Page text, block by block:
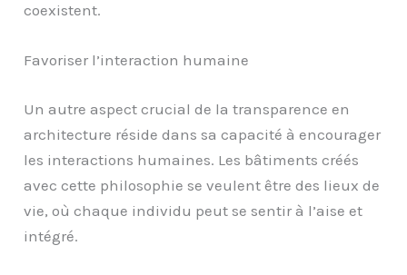
coexistent.
Favoriser l’interaction humaine
Un autre aspect crucial de la transparence en
architecture réside dans sa capacité à encourager
les interactions humaines. Les bâtiments créés
avec cette philosophie se veulent être des lieux de
vie, où chaque individu peut se sentir à l’aise et
intégré.